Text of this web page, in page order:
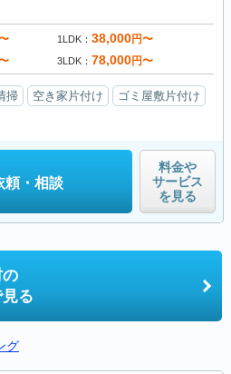
1LDK 38,000円〜
3LDK 78,000円〜
掃 空き家片付け
ゴミ屋敷片付け
頼・相談
料金や
サービス
を見る
る
グ